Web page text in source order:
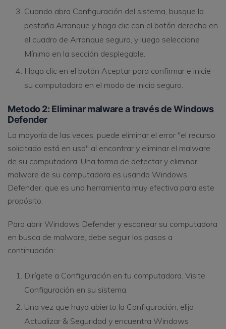
Cuando abra Configuración del sistema, busque la
pestaña Arranque y haga clic con el botón derecho en
el cuadro de Arranque seguro, y luego seleccione
Mínimo en la sección desplegable.
Haga clic en el botón Aceptar para confirmar e inicie
su computadora en el modo de inicio seguro.
Metodo 2: Eliminar malware a través de Windows
Defender
La mayoría de las veces, puede eliminar el error "el recurso
solicitado está en uso" al encontrar y eliminar el malware
de su computadora. Una forma de detectar y eliminar
malware de su computadora es usando Windows
Defender, que es una herramienta muy efectiva para este
propósito.
Para abrir Windows Defender y escanear su computadora
en busca de malware, debe seguir los pasos a
continuación:
Dirígete a Configuración en tu computadora. Visite
Configuración en su sistema.
Una vez que haya abierto la Configuración, elija
Actualizar & Seguridad y encuentra Windows